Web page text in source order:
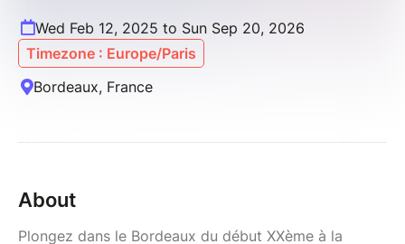
Wed Feb 12, 2025 to Sun Sep 20, 2026
Timezone : Europe/Paris
Bordeaux, France
About
Plongez dans le Bordeaux du début XXème à la